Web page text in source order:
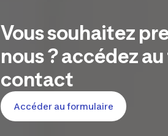
Vous souhaitez
nous ? accédez
contact
Accéder au formulaire